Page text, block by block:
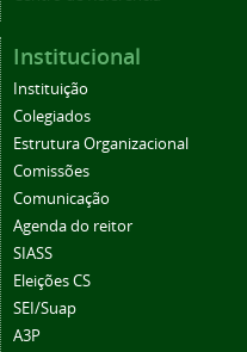
Institucional
Instituição
Colegiados
Estrutura Organizacional
Comissões
Comunicação
Agenda do reitor
SIASS
Eleições CS
SEI/Suap
A3P